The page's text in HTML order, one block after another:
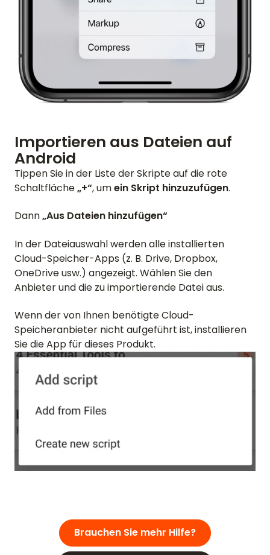
Importieren aus Dateien auf
Android
Tippen Sie in der Liste der Skripte auf die rote
Schaltfläche„+“, umein Skript hinzuzufügen.
Dann„Aus Dateien hinzufügen“
In der Dateiauswahl werden alle installierten
Cloud-Speicher-Apps (z. B. Drive, Dropbox,
OneDrive usw.) angezeigt. Wählen Sie den
Anbieter und die zu importierende Datei aus.
Wenn der von Ihnen benötigte Cloud-
Speicheranbieter nicht aufgeführt ist, installieren
Sie die App für dieses Produkt.
Brauchen Sie mehr Hilfe?